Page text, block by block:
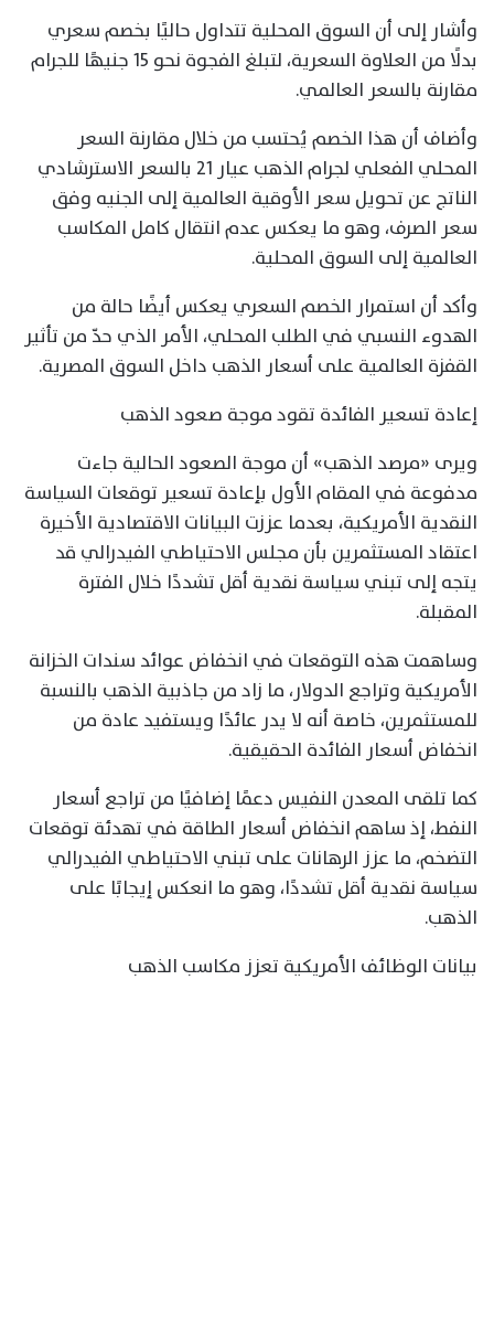
وأشار إلى أن السوق المحلية تتداول حاليًا بخصم سعري
بدلًا من العلاوة السعرية، لتبلغ الفجوة نحو 15 جنيهًا للجرام
مقارنة بالسعر العالمي.
وأضاف أن هذا الخصم يُحتسب من خلال مقارنة السعر
المحلي الفعلي لجرام الذهب عيار 21 بالسعر الاسترشادي
الناتج عن تحويل سعر الأوقية العالمية إلى الجنيه وفق
سعر الصرف، وهو ما يعكس عدم انتقال كامل المكاسب
العالمية إلى السوق المحلية.
وأكد أن استمرار الخصم السعري يعكس أيضًا حالة من
الهدوء النسبي في الطلب المحلي، الأمر الذي حدّ من تأثير
القفزة العالمية على أسعار الذهب داخل السوق المصرية.
إعادة تسعير الفائدة تقود موجة صعود الذهب
ويرى «مرصد الذهب» أن موجة الصعود الحالية جاءت
مدفوعة في المقام الأول بإعادة تسعير توقعات السياسة
النقدية الأمريكية، بعدما عززت البيانات الاقتصادية الأخيرة
اعتقاد المستثمرين بأن مجلس الاحتياطي الفيدرالي قد
يتجه إلى تبني سياسة نقدية أقل تشددًا خلال الفترة
المقبلة.
وساهمت هذه التوقعات في انخفاض عوائد سندات الخزانة
الأمريكية وتراجع الدولار، ما زاد من جاذبية الذهب بالنسبة
للمستثمرين، خاصة أنه لا يدر عائدًا ويستفيد عادة من
انخفاض أسعار الفائدة الحقيقية.
كما تلقى المعدن النفيس دعمًا إضافيًا من تراجع أسعار
النفط، إذ ساهم انخفاض أسعار الطاقة في تهدئة توقعات
التضخم، ما عزز الرهانات على تبني الاحتياطي الفيدرالي
سياسة نقدية أقل تشددًا، وهو ما انعكس إيجابًا على
الذهب.
بيانات الوظائف الأمريكية تعزز مكاسب الذهب